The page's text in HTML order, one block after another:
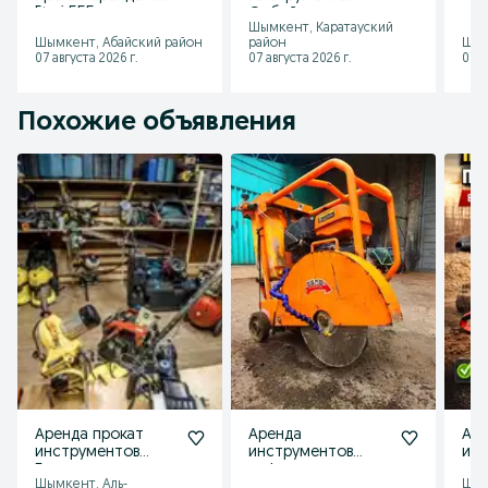
проверка Шымкент
на в
Шымкент, Абайский район
07 августа 2026 г.
Компрессор
Шымкент Прокат
Отбойный
Шымкент, Каратауский
район
07 августа 2026 г.
07
Похожие объявления
Аренда прокат
инструментов
Шымкент, Аль-
Аренда
инструментов